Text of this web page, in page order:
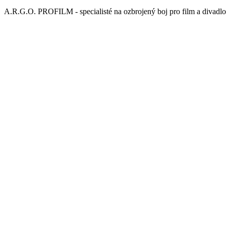
A.R.G.O. PROFILM - specialisté na ozbrojený boj pro film a divadlo